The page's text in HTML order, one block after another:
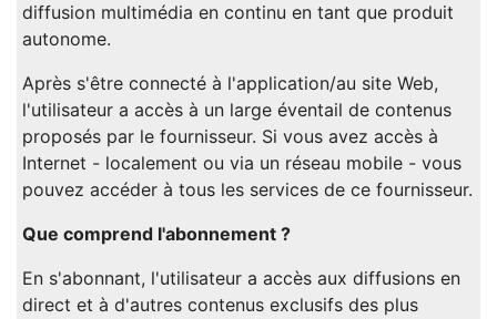
diffusion multimédia en continu en tant que produit
autonome.
Après s'être connecté à l'application/au site Web,
l'utilisateur a accès à un large éventail de contenus
proposés par le fournisseur. Si vous avez accès à
Internet - localement ou via un réseau mobile - vous
pouvez accéder à tous les services de ce fournisseur.
Que comprend l'abonnement ?
En s'abonnant, l'utilisateur a accès aux diffusions en
direct et à d'autres contenus exclusifs des plus